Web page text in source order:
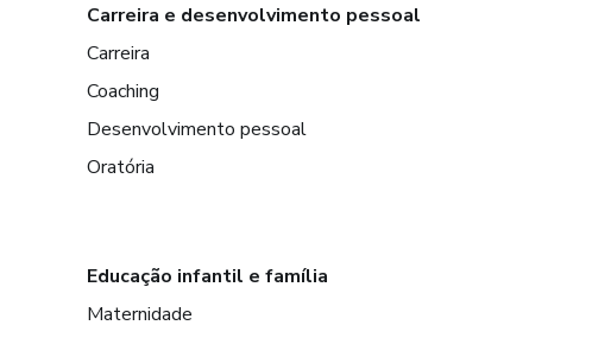
Carreira e desenvolvimento pessoal
Carreira
Coaching
Desenvolvimento pessoal
Oratória
Educação infantil e família
Maternidade